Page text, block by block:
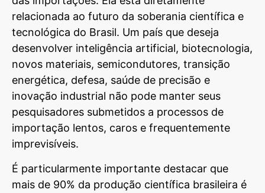
relacionada ao futuro da soberania científica e
tecnológica do Brasil. Um país que deseja
desenvolver inteligência artificial, biotecnologia,
novos materiais, semicondutores, transição
energética, defesa, saúde de precisão e
inovação industrial não pode manter seus
pesquisadores submetidos a processos de
importação lentos, caros e frequentemente
imprevisíveis.
É particularmente importante destacar que
mais de 90% da produção científica brasileira é